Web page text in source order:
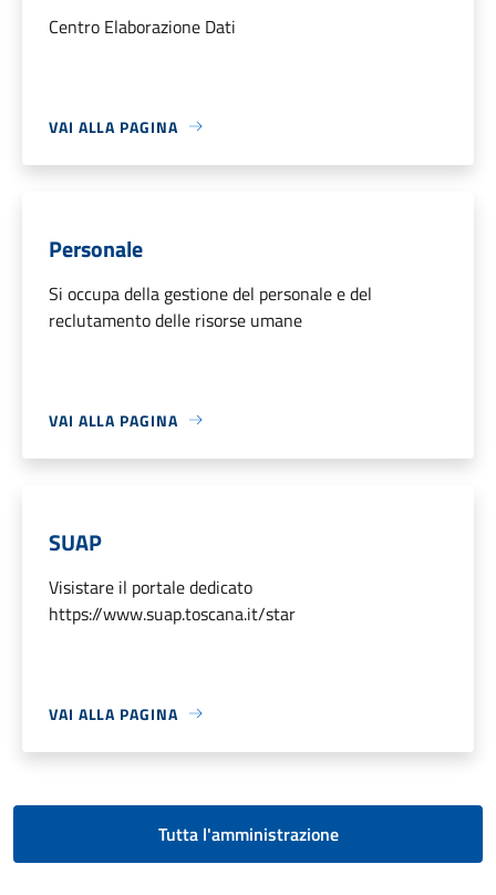
Centro Elaborazione Dati
VAI ALLA PAGINA
Personale
Si occupa della gestione del personale e del
reclutamento delle risorse umane
VAI ALLA PAGINA
SUAP
Visistare il portale dedicato
https://www.suap.toscana.it/star
VAI ALLA PAGINA
Tutta l'amministrazione